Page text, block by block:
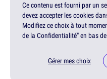
Ce contenu est fourni par un
devez accepter les cookies
Modifiez ce choix à tout
de la Confidentialité" en bas
Gérer mes choix